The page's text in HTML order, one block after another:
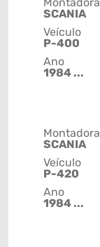
Montadora
SCANIA
Veículo
P-400
Ano
1984 ...
Montadora
SCANIA
Veículo
P-420
Ano
1984 ...